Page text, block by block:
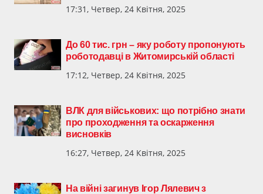
17:31, Четвер, 24 Квітня, 2025
До 60 тис. грн – яку роботу пропонують
роботодавці в Житомирській області
17:12, Четвер, 24 Квітня, 2025
ВЛК для військових: що потрібно знати
про проходження та оскарження
висновків
16:27, Четвер, 24 Квітня, 2025
На війні загинув Ігор Лялевич з